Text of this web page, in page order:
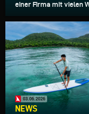
einer Firma mit vielen
03.06.2026
NEWS